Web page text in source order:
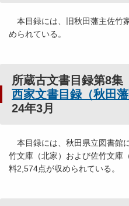
本目録には、旧秋田藩主佐竹
められている。
所蔵古文書目録第8
西家文書目録（秋田
24年3月
本目録には、秋田県立図書館
竹文庫（北家）および佐竹文庫
料2,574点が収められている。